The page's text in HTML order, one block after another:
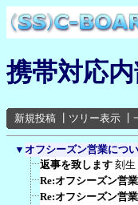
携帯対応
新規投稿 ツリー表示
▼ オフシーズン営業につ
返事を致します 刻生
Re:オフシーズン営
Re:オフシーズン営